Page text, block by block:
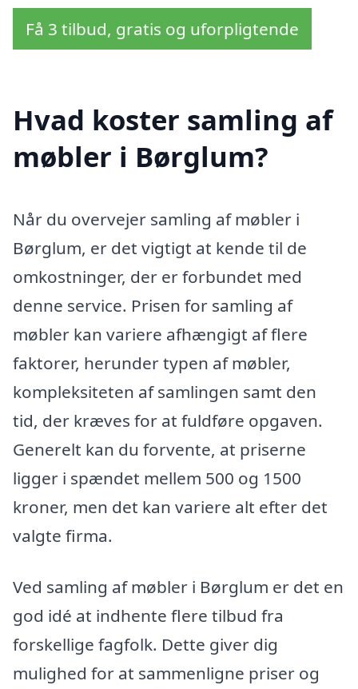
Få 3 tilbud, gratis og uforpligtende
Hvad koster samling af
møbler i Børglum?
Når du overvejer samling af møbler i
Børglum, er det vigtigt at kende til de
omkostninger, der er forbundet med
denne service. Prisen for samling af
møbler kan variere afhængigt af flere
faktorer, herunder typen af møbler,
kompleksiteten af samlingen samt den
tid, der kræves for at fuldføre opgaven.
Generelt kan du forvente, at priserne
ligger i spændet mellem 500 og 1500
kroner, men det kan variere alt efter det
valgte firma.
Ved samling af møbler i Børglum er det en
god idé at indhente flere tilbud fra
forskellige fagfolk. Dette giver dig
mulighed for at sammenligne priser og